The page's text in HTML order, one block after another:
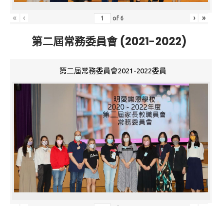
« ‹ of 6 › »
第二屆常務委員會 (2021-2022)
第二屆常務委員會2021-2022委員